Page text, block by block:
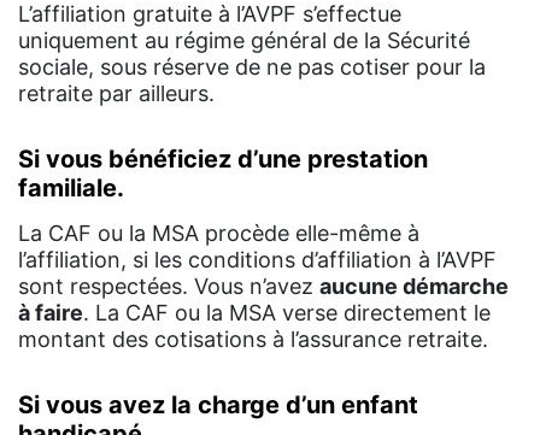
L’affiliation gratuite à l’AVPF s’effectue
uniquement au régime général de la Sécurité
sociale, sous réserve de ne pas cotiser pour la
retraite par ailleurs.
Si vous bénéficiez d’une prestation
familiale.
La CAF ou la MSA procède elle-même à
l’affiliation, si les conditions d’affiliation à l’AVPF
sont respectées. Vous n’avez aucune démarche
à faire. La CAF ou la MSA verse directement le
montant des cotisations à l’assurance retraite.
Si vous avez la charge d’un enfant